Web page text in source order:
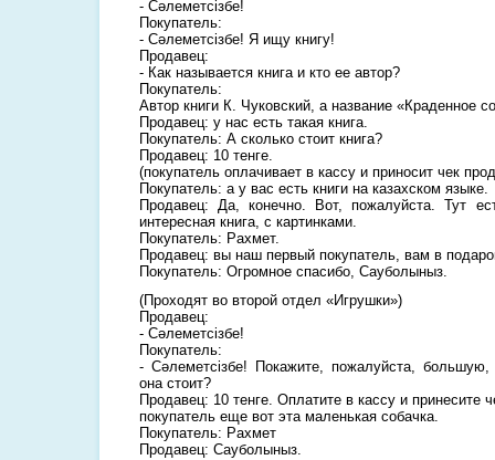
- Сәлеметсізбе!
Покупатель:
- Сәлеметсізбе! Я ищу книгу!
Продавец:
- Как называется книга и кто ее автор?
Покупатель:
Автор книги К. Чуковский, а название «Краденное
Продавец: у нас есть такая книга.
Покупатель: А сколько стоит книга?
Продавец: 10 тенге.
(покупатель оплачивает в кассу и приносит чек
Покупатель: а у вас есть книги на казахском языке.
Продавец: Да, конечно. Вот, пожалуйста. Тут
интересная книга, с картинками.
Покупатель: Рахмет.
Продавец: вы наш первый покупатель, вам в
Покупатель: Огромное спасибо, Сауболыныз.
(Проходят во второй отдел «Игрушки»)
Продавец:
- Сәлеметсізбе!
Покупатель:
- Сәлеметсізбе! Покажите, пожалуйста,
она стоит?
Продавец: 10 тенге. Оплатите в кассу и принесите
покупатель еще вот эта маленькая собачка.
Покупатель: Рахмет
Продавец: Сауболыныз.